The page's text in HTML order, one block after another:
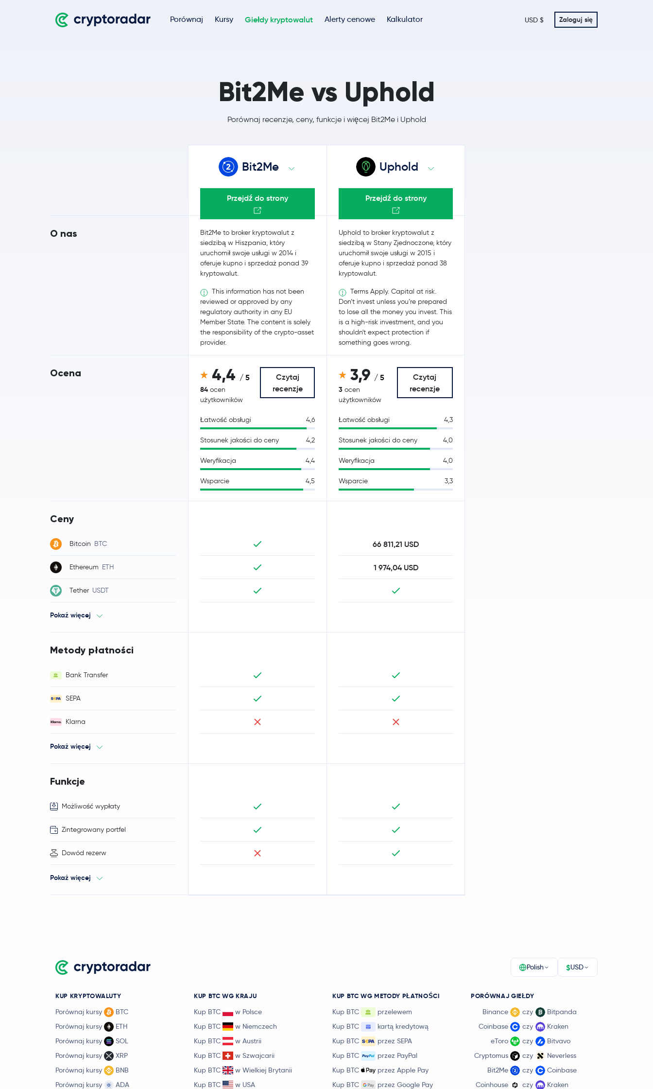
Porównaj Kursy Giełdy kryptowalut Alerty cenowe Kalkulator USD $ Zaloguj się
Bit2Me vs Uphold
Porównaj recenzje, ceny, funkcje i więcej Bit2Me i Uphold
O nas
Ocena
Ceny
Bitcoin BTC
Ethereum ETH
Tether USDT
Pokaż więcej
Metody płatności
Bank Transfer
SEPA
Klarna
Pokaż więcej
Funkcje
Możliwość wypłaty
Zintegrowany portfel
Dowód rezerw
Pokaż więcej
Bit2Me
Przejdź do strony
Bit2Me to broker kryptowalut z
siedzibą w Hiszpania, który
uruchomił swoje usługi w 2014 i
oferuje kupno i sprzedaż ponad 39
kryptowalut.
This information has not been
reviewed or approved by any
regulatory authority in any EU
Member State. The content is solely
the responsibility of the crypto-asset
provider.
4,4 / 5
84 ocen
użytkowników
Czytaj
recenzje
Łatwość obsługi 4,6
Stosunek jakości do ceny 4,2
Weryfikacja 4,4
Wsparcie 4,5
Uphold
Przejdź do strony
Uphold to broker kryptowalut z
siedzibą w Stany Zjednoczone, który
uruchomił swoje usługi w 2015 i
oferuje kupno i sprzedaż ponad 38
kryptowalut.
Terms Apply. Capital at risk.
Don’t invest unless you’re prepared
to lose all the money you invest. This
is a high-risk investment, and you
shouldn't expect protection if
something goes wrong.
3,9 / 5
3 ocen
użytkowników
Czytaj
recenzje
Łatwość obsługi 4,3
Stosunek jakości do ceny 4,0
Weryfikacja 4,0
Wsparcie 3,3
66 811,21 USD
1 974,04 USD
Polish $USD
KUP KRYPTOWALUTY
Porównaj kursy
BTC
Porównaj kursy
ETH
Porównaj kursy
SOL
Porównaj kursy
XRP
Porównaj kursy
BNB
Porównaj kursy
ADA
KUP BTC WG KRAJU
Kup BTC
w Polsce
Kup BTC
w Niemczech
Kup BTC
w Austrii
Kup BTC
w Szwajcarii
Kup BTC
w Wielkiej Brytanii
Kup BTC
w USA
KUP BTC WG METODY PŁATNOŚCI
Kup BTC
przelewem
Kup BTC
kartą kredytową
Kup BTC
przez SEPA
Kup BTC
przez PayPal
Kup BTC
przez Apple Pay
Kup BTC
przez Google Pay
PORÓWNAJ GIEŁDY
Binance czy
Bitpanda
Coinbase
czy
Kraken
eToro
czy
Bitvavo
Cryptomus
czy
Neverless
Bit2Me
czy
Coinbase
Coinhouse
czy Kraken